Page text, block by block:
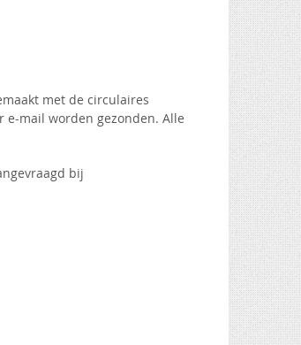
met de circulaires
e-mail worden gezonden. Alle
bij